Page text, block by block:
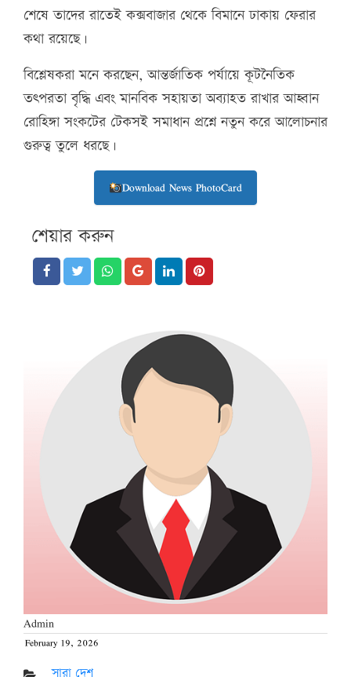
শেষে তাদের রাতেই কক্সবাজার থেকে বিমানে ঢাকায় ফেরার
কথা রয়েছে।
বিশ্লেষকরা মনে করছেন, আন্তর্জাতিক পর্যায়ে কূটনৈতিক
তৎপরতা বৃদ্ধি এবং মানবিক সহায়তা অব্যাহত রাখার আহ্বান
রোহিঙ্গা সংকটের টেকসই সমাধান প্রশ্নে নতুন করে আলোচনার
গুরুত্ব তুলে ধরছে।
Download News PhotoCard
শেয়ার করুন
Admin
Posted
on
February 19, 2026